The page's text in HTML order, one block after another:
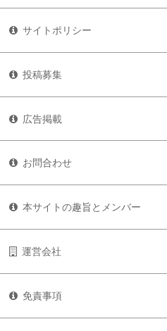
サイトポリシー
投稿募集
広告掲載
お問合わせ
本サイトの趣旨とメンバー
運営会社
免責事項